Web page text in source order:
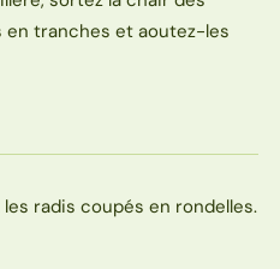
en tranches et aoutez-les
radis coupés en rondelles.